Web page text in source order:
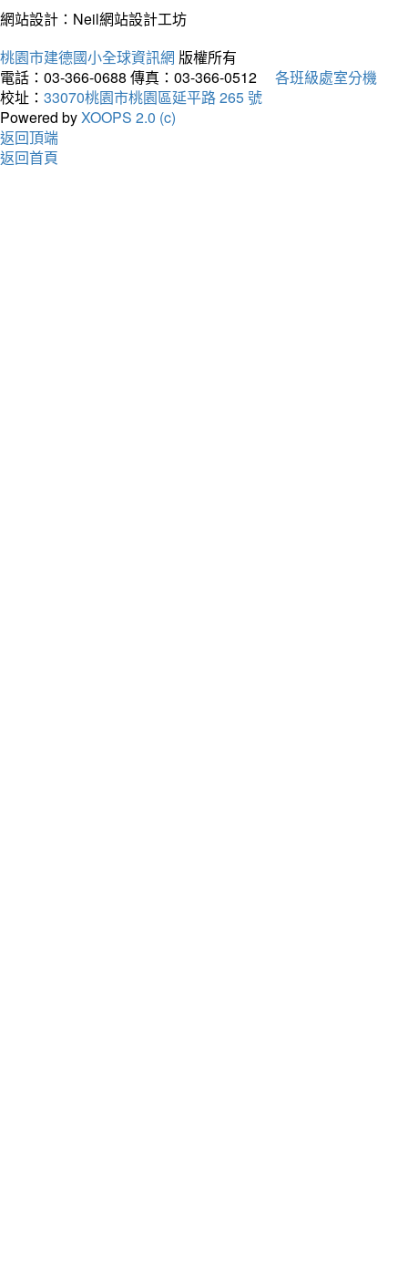
網站設計：Neil網站設計工坊
桃園市建德國小全球資訊網 版權所有
電話：03-366-0688 傳真：03-366-0512
各班級處室分機
校址： 33070桃園市桃園區延平路 265 號
Powered byXOOPS 2.0 (c)
返回頂端
返回首頁